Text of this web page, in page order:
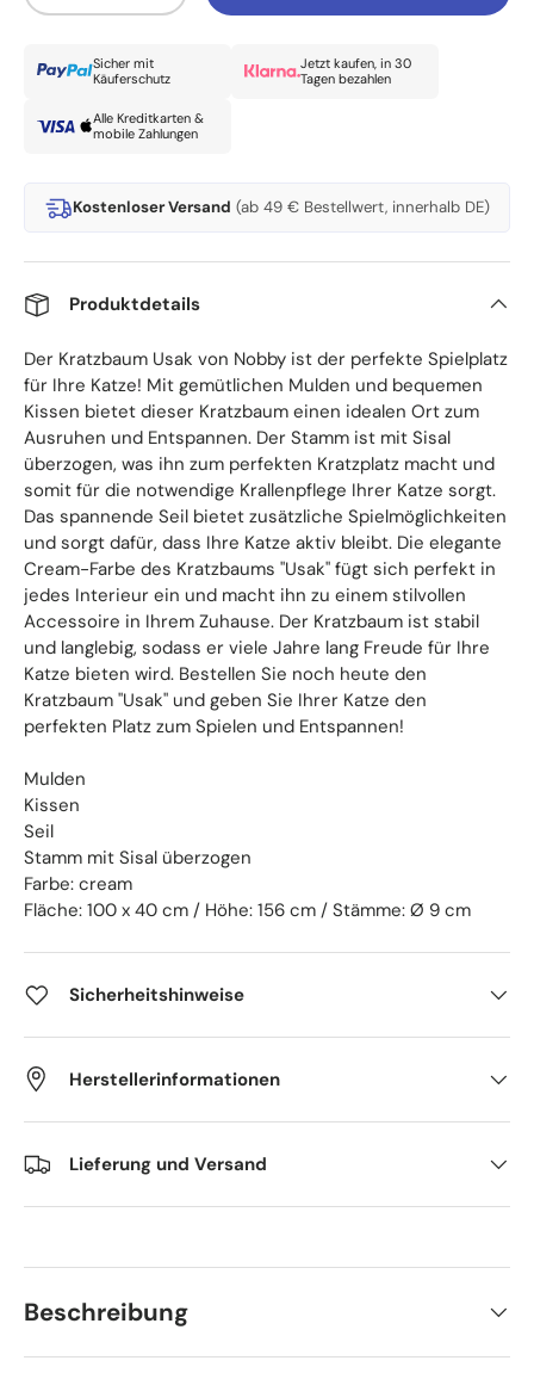
Sicher mit
Käuferschutz
Jetzt kaufen, in 30
Tagen bezahlen
Alle Kreditkarten &
mobile Zahlungen
Kostenloser Versand (ab 49 € Bestellwert, innerhalb DE)
Produktdetails
Der Kratzbaum Usak von Nobby ist der perfekte Spielplatz
für Ihre Katze! Mit gemütlichen Mulden und bequemen
Kissen bietet dieser Kratzbaum einen idealen Ort zum
Ausruhen und Entspannen. Der Stamm ist mit Sisal
überzogen, was ihn zum perfekten Kratzplatz macht und
somit für die notwendige Krallenpflege Ihrer Katze sorgt.
Das spannende Seil bietet zusätzliche Spielmöglichkeiten
und sorgt dafür, dass Ihre Katze aktiv bleibt. Die elegante
Cream-Farbe des Kratzbaums "Usak" fügt sich perfekt in
jedes Interieur ein und macht ihn zu einem stilvollen
Accessoire in Ihrem Zuhause. Der Kratzbaum ist stabil
und langlebig, sodass er viele Jahre lang Freude für Ihre
Katze bieten wird. Bestellen Sie noch heute den
Kratzbaum "Usak" und geben Sie Ihrer Katze den
perfekten Platz zum Spielen und Entspannen!
Mulden
Kissen
Seil
Stamm mit Sisal überzogen
Farbe: cream
Fläche: 100 x 40 cm / Höhe: 156 cm / Stämme: Ø 9 cm
Sicherheitshinweise
Herstellerinformationen
Lieferung und Versand
Beschreibung